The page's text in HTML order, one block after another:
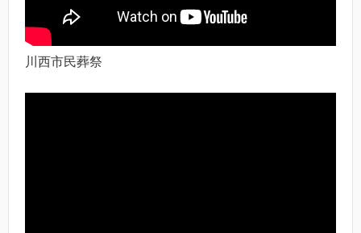
川西市民葬祭